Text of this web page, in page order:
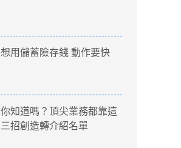
想用儲蓄險存錢 動作要快
你知道嗎？頂尖業務都靠這
三招創造轉介紹名單